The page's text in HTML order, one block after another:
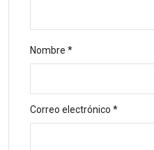
Nombre *
Correo electrónico *